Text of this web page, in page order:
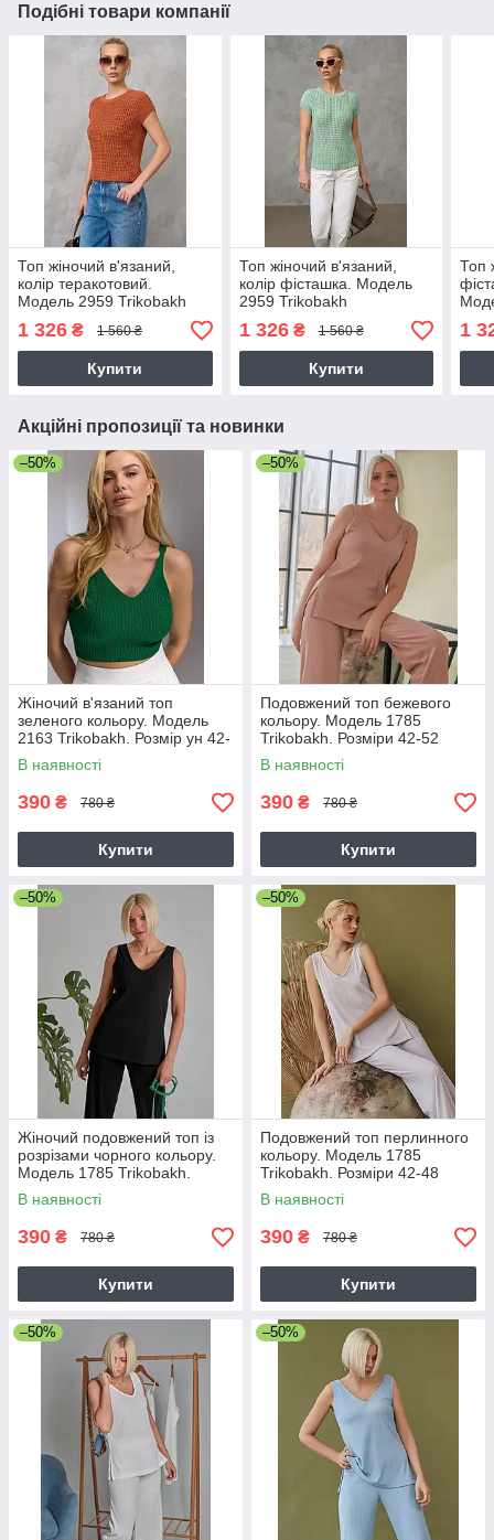
Подібні товари компанії
Топ жіночий в'язаний,
колір теракотовий.
Модель 2959 Trikobakh
1 326 ₴ 1 560 ₴
Купити
Топ жіночий в'язаний,
колір фісташка. Модель
2959 Trikobakh
1 326₴ 1 560 ₴
Купити
Топ
1
Акційні пропозиції та новинки
–50%
Жіночий в'язаний топ
зеленого кольору. Модель
2163 Trikobakh. Розмір ун 42-
46
В наявності
390 ₴ 780 ₴
Купити
–50%
Подовжений топ бежевого
кольору. Модель 1785
Trikobakh. Розміри 42-52
В наявності
390 ₴ 780 ₴
Купити
–50%
Жіночий подовжений топ із
розрізами чорного кольору.
Модель 1785 Trikobakh.
Розмір 42-44
В наявності
390 ₴ 780 ₴
Купити
–50%
Подовжений топ перлинного
кольору. Модель 1785
Trikobakh. Розміри 42-48
В наявності
390 ₴ 780 ₴
Купити
–50% –50%